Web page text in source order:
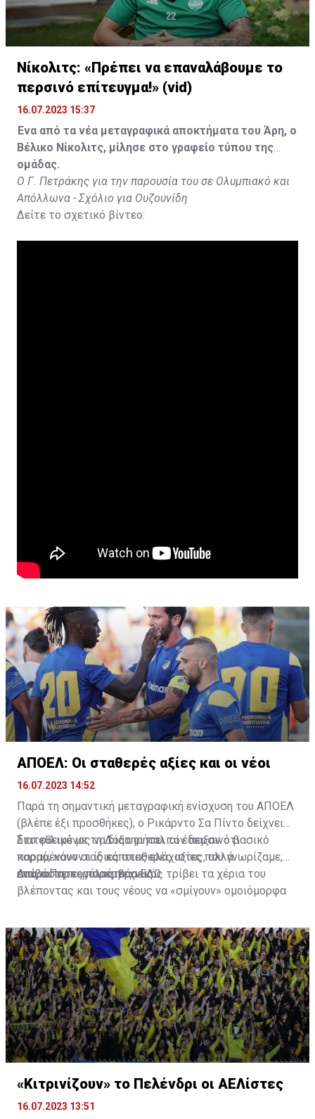
Νίκολιτς: «Πρέπει να επαναλάβουμε το
περσινό επίτευγμα!» (vid)
16.07.2023 15:37
Ένα από τα νέα μεταγραφικά αποκτήματα του Άρη, ο
Βέλικο Νίκολιτς, μίλησε στο γραφείο τύπου της
ομάδας.
Ο Γ. Πετράκης για την παρουσία του σε Ολυμπιακό και
Απόλλωνα - Σχόλιο για Ουζουνίδη
Δείτε το σχετικό βίντεο:
ΑΠΟΕΛ: Οι σταθερές αξίες και οι νέοι
16.07.2023 14:52
Παρά τη σημαντική μεταγραφική ενίσχυση του ΑΠΟΕΛ
(βλέπε έξι προσθήκες), ο Ρικάρντο Σα Πίντο δείχνει
διατεθειμένος να διατηρήσει τον περσινό βασικό
κορμό, κάνοντας κάποιες ελάχιστες, αλλά
απαραίτητες παρεμβάσεις.
Στο φιλικό με τη Δόξα οι παλιοί έδειξαν ότι
παραμένουν οι ίδιες σταθερές αξίες που γνωρίζαμε,
ενώ ο Πορτογάλος τεχνικός τρίβει τα χέρια του
βλέποντας και τους νέους να «σμίγουν» ομοιόμορφα
Διαβάστε περισσότεραΕΔΩ.
«Κιτρινίζουν» το Πελένδρι οι ΑΕΛίστες
16.07.2023 13:51